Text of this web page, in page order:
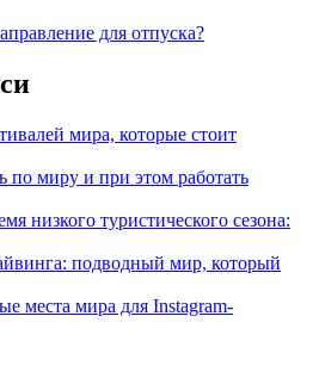
для отпуска?
мира, которые стоит
по миру и при этом работать
низкого туристического сезона:
подводный мир, который
места мира для Instagram-